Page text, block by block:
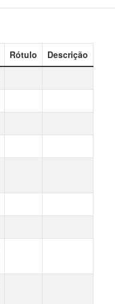
Rótulo
Descrição